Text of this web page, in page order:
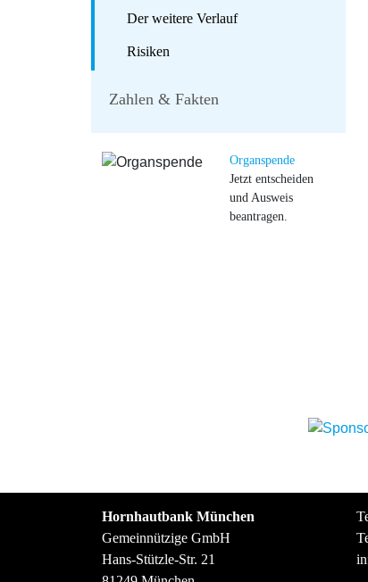
Der weitere Verlauf
Risiken
Zahlen & Fakten
Organspende
Jetzt entscheiden
und Ausweis
beantragen.
Hornhautbank München
Gemeinnützige GmbH
Hans-Stützle-Str. 21